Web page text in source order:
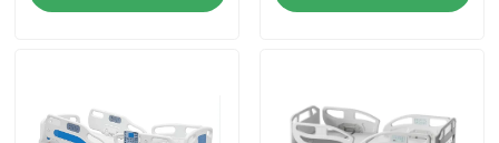
Over ons